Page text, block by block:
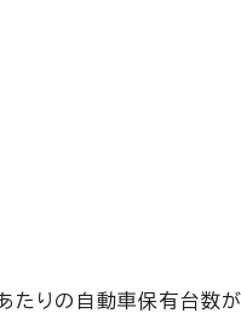
りの自動車保有台数が